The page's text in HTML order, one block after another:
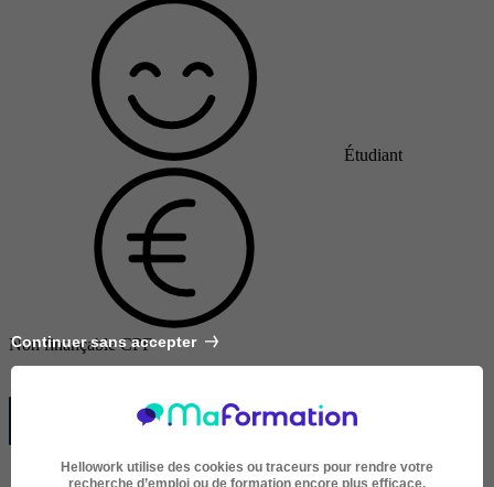
Étudiant
Non finançable CPF
Continuer sans accepter
Hellowork utilise des cookies ou traceurs pour rendre votre
recherche d’emploi ou de formation encore plus efficace.